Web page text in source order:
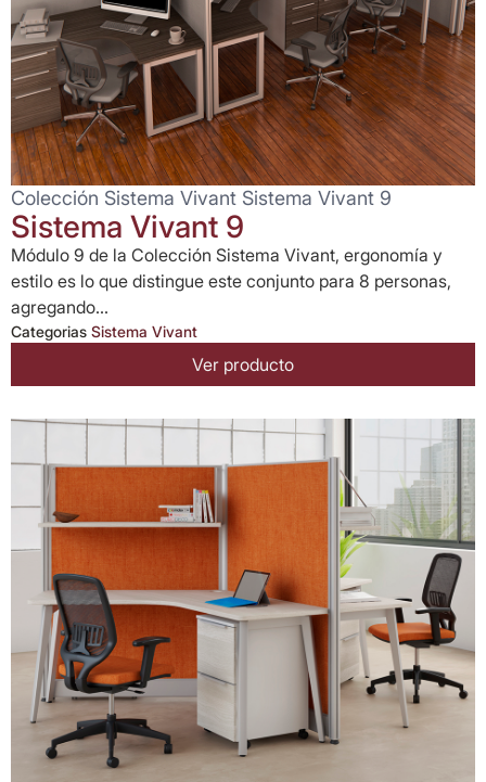
Colección Sistema Vivant Sistema Vivant 9
Sistema Vivant 9
Módulo 9 de la Colección Sistema Vivant, ergonomía y
estilo es lo que distingue este conjunto para 8 personas,
agregando...
Categorias Sistema Vivant
Ver producto